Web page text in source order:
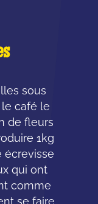
sous
café le
de fleurs
1kg
écrevisse
qui ont
comme